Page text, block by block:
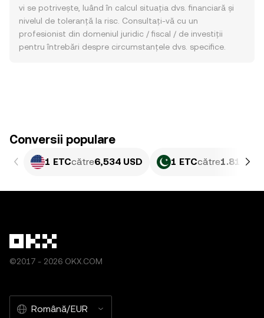
vi se potrivește, luând în calcul situația dvs. financiară și
nivelul de toleranță la risc. Consultați-vă cu un
profesionist din domeniul juridic / fiscal / de investiții
pentru întrebări despre circumstanțele dvs. specifice.
Conversii populare
1 ETCcătre6,534 USD 1 ETCcătre1.815,6
©2017 - 2026 OKX.COM
Română/EUR